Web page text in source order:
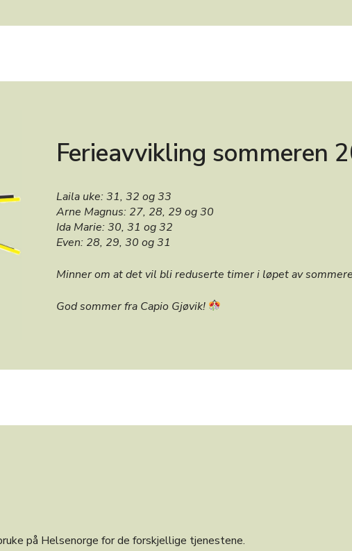
Ferieavvikling sommeren
Laila uke: 31, 32 og 33
Arne Magnus: 27, 28, 29 og 30
Ida Marie: 30, 31 og 32
Even: 28, 29, 30 og 31
Minner om at det vil bli reduserte timer i løpet av
God sommer fra Capio Gjøvik!
på Helsenorge for de forskjellige tjenestene.